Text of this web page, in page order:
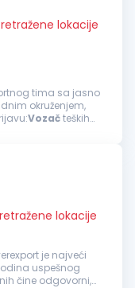
lokacije
tima sa jasno
okruženjem,
Vozačteških
lokacije
je najveći
uspešnog
čine odgovorni,